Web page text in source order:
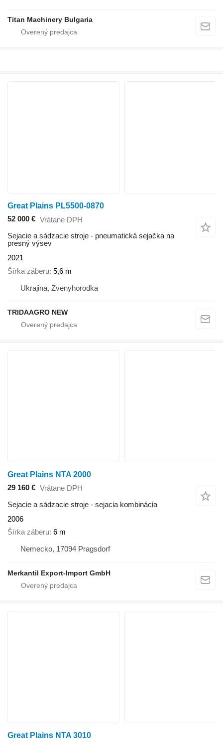
Titan Machinery Bulgaria
Great Plains PL5500-0870
52 000 € Vrátane DPH
Sejacie a sádzacie stroje - pneumatická sejačka na
presný výsev
2021
Šírka záberu 5,6 m
Ukrajina, Zvenyhorodka
TRIDAAGRO NEW
Great Plains NTA 2000
29 160 € Vrátane DPH
Sejacie a sádzacie stroje - sejacia kombinácia
2006
Šírka záberu 6 m
Nemecko, 17094 Pragsdorf
Merkantil Export-Import GmbH
Great Plains NTA 3010